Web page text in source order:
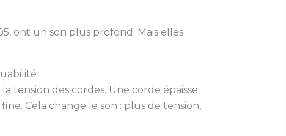
ont un son plus profond. Mais elles
tension des cordes. Une corde épaisse
Cela change le son : plus de tension,